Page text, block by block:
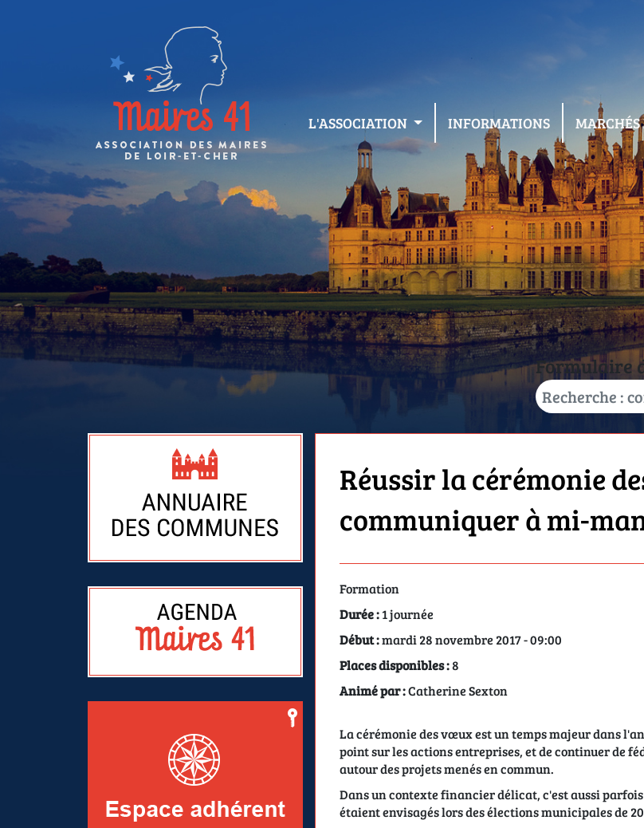
L'ASSOCIATION INFORMATIONS
Formulaire
Réussir la cérémonie
communiquer à mi-
Formation
Durée :1 journée
Début :mardi 28 novembre 2017 - 09:00
Places disponibles :8
Animé par :Catherine Sexton
La cérémonie des vœux est un temps majeur dans
point sur les actions entreprises, et de continuer de
autour des projets menés en commun.
Dans un contexte financier délicat, c'est aussi
étaient envisagés lors des élections municipales de